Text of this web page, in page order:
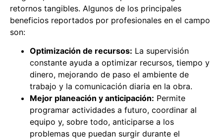
retornos tangibles. Algunos de los principales
beneficios reportados por profesionales en el campo
son:
Optimización de recursos: La supervisión
constante ayuda a optimizar recursos, tiempo y
dinero, mejorando de paso el ambiente de
trabajo y la comunicación diaria en la obra.
Mejor planeación y anticipación: Permite
programar actividades a futuro, coordinar al
equipo y, sobre todo, anticiparse a los
problemas que puedan surgir durante el